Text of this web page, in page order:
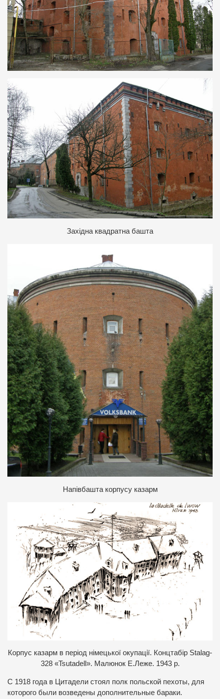
Західна квадратна башта
Напівбашта корпусу казарм
Корпус казарм в період німецької окупації. Концтабір Stalag-
328 «Tsutadell». Малюнок Е.Леже. 1943 р.
С 1918 года в Цитадели стоял полк польской пехоты, для
которого были возведены дополнительные бараки.